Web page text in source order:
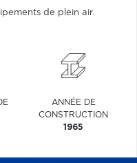
de plein air.
ANNÉE DE
CONSTRUCTION
1965